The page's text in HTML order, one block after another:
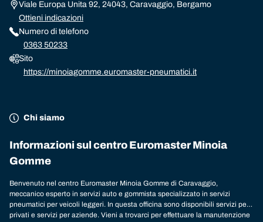
Viale Europa Unita 92, 24043, Caravaggio, Bergamo
Ottieni indicazioni
Numero di telefono
0363 50233
Sito
https://minoiagomme.euromaster-pneumatici.it
Chi siamo
Informazioni sul centro Euromaster Minoia
Gomme
Benvenuto nel centro Euromaster Minoia Gomme di Caravaggio,
meccanico esperto in servizi auto e gommista specializzato in servizi
pneumatici per veicoli leggeri. In questa officina sono disponibili servizi per
privati e servizi per aziende. Vieni a trovarci per effettuare la manutenzione